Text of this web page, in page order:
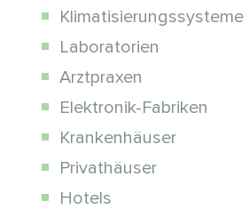
Laboratorien
Arztpraxen
Elektronik-Fabriken
Krankenhäuser
Privathäuser
Hotels